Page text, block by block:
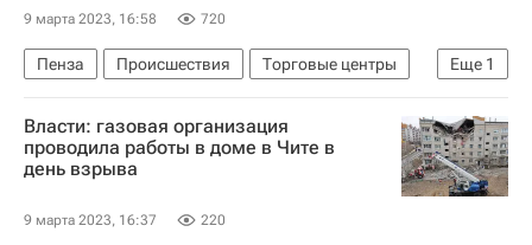
9 марта 2023, 16:58 720
Еще 1
Пенза Происшествия
Торговые центры
Торговая недвижимость
Власти: газовая организация
проводила работы в доме в Чите в
день взрыва
9 марта 2023, 16:37 220